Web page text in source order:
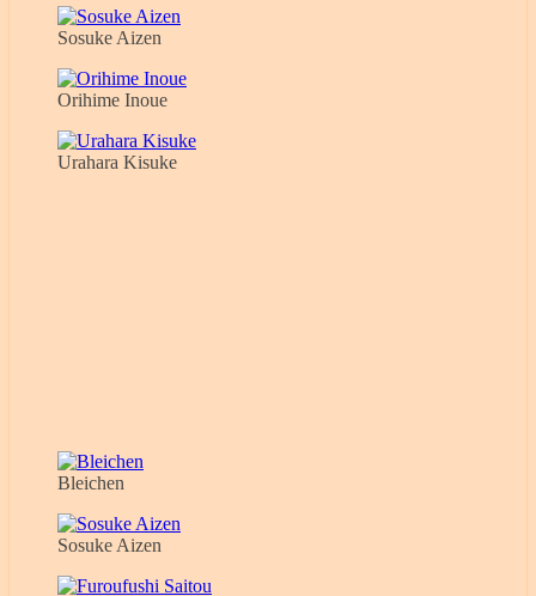
Sosuke Aizen
Orihime Inoue
Urahara Kisuke
Bleichen
Sosuke Aizen